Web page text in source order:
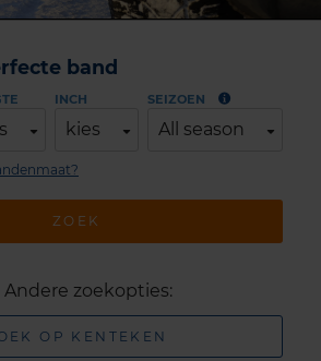
band
INCH
kies
SEIZOEN
All season
ZOEK
Andere zoekopties:
OP KENTEKEN